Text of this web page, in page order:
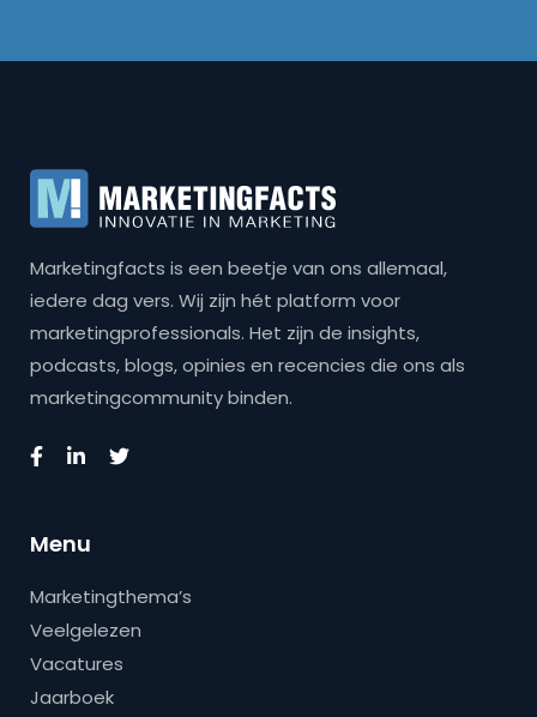
Marketingfacts is een beetje van ons allemaal,
iedere dag vers. Wij zijn hét platform voor
marketingprofessionals. Het zijn de insights,
podcasts, blogs, opinies en recencies die ons als
marketingcommunity binden.
Menu
Marketingthema’s
Veelgelezen
Vacatures
Jaarboek